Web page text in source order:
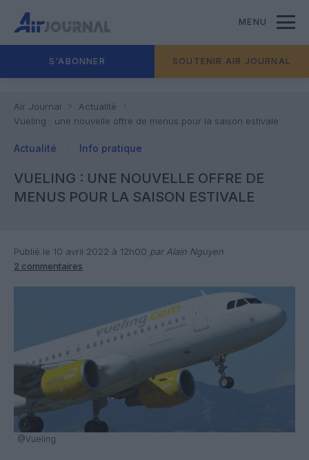
MENU
S'ABONNER SOUTENIR AIR JOURNAL
Air Journal
Actualité
Vueling : une nouvelle offre de menus pour la saison estivale
Actualité Info pratique
VUELING : UNE NOUVELLE OFFRE DE
MENUS POUR LA SAISON ESTIVALE
Publié le 10 avril 2022 à 12h00 par Alain Nguyen
2 commentaires
@Vueling